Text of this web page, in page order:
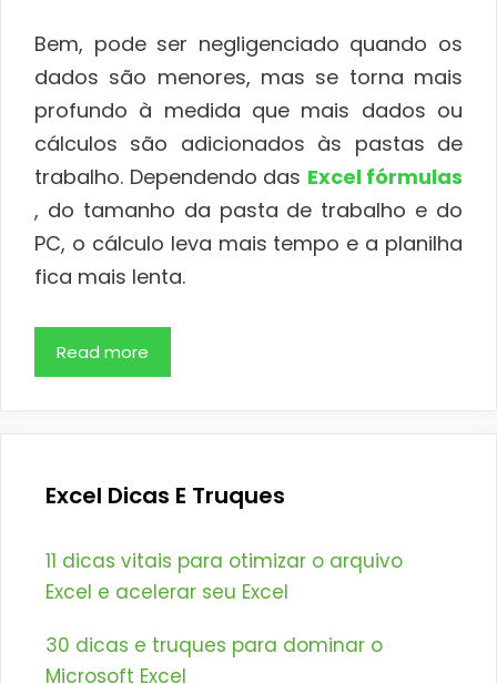
Bem, pode ser negligenciado quando os
dados são menores, mas se torna mais
profundo à medida que mais dados ou
cálculos são adicionados às pastas de
trabalho. Dependendo das Excel fórmulas
, do tamanho da pasta de trabalho e do
PC, o cálculo leva mais tempo e a planilha
fica mais lenta.
Read more
Excel Dicas E Truques
11 dicas vitais para otimizar o arquivo
Excel e acelerar seu Excel
30 dicas e truques para dominar o
Microsoft Excel